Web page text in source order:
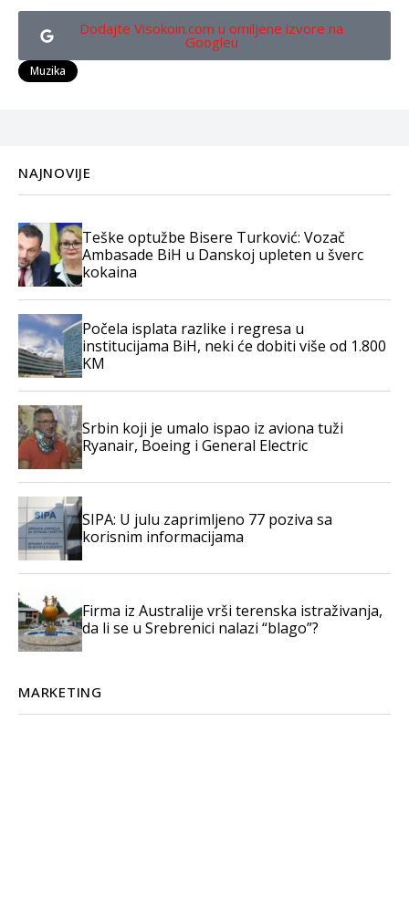
Dodajte Visokoin.com u omiljene izvore na
Googleu
Muzika
NAJNOVIJE
Teške optužbe Bisere Turković: Vozač
Ambasade BiH u Danskoj upleten u šverc
kokaina
Počela isplata razlike i regresa u
institucijama BiH, neki će dobiti više od 1.800
KM
Srbin koji je umalo ispao iz aviona tuži
Ryanair, Boeing i General Electric
SIPA: U julu zaprimljeno 77 poziva sa
korisnim informacijama
Firma iz Australije vrši terenska istraživanja,
da li se u Srebrenici nalazi “blago”?
MARKETING